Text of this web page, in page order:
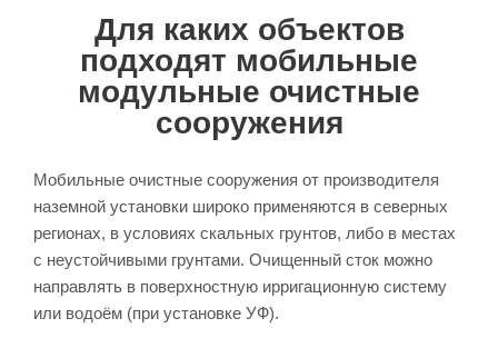
Для каких объектов
подходят мобильные
модульные очистные
сооружения
Мобильные очистные сооружения от производителя
наземной установки широко применяются в северных
регионах, в условиях скальных грунтов, либо в местах
с неустойчивыми грунтами. Очищенный сток можно
направлять в поверхностную ирригационную систему
или водоём (при установке УФ).